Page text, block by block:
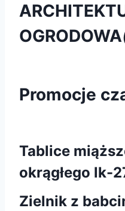
OGRODOWA
Promocje
Tablice
okrągłego lk-
Zielnik z